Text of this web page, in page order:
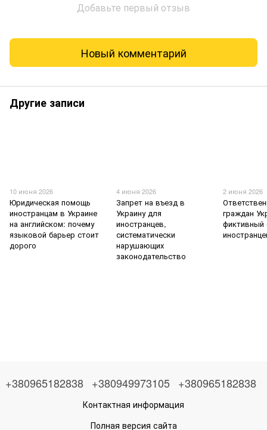
Добавьте первый отзыв
Новый комментарий
Другие записи
10 июня 2026
Юридическая помощь
иностранцам в Украине
на английском: почему
языковой барьер стоит
дорого
4 июня 2026
Запрет на въезд в
Украину для
иностранцев,
систематически
нарушающих
законодательство
2 июня 2026
граждан
фиктивный
+380965182838 +380949973105 +380965182838
Контактная информация
Полная версия сайта